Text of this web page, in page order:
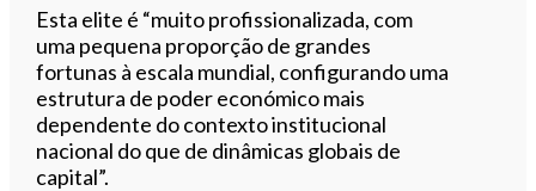
Esta elite é “muito profissionalizada, com
uma pequena proporção de grandes
fortunas à escala mundial, configurando uma
estrutura de poder económico mais
dependente do contexto institucional
nacional do que de dinâmicas globais de
capital”.